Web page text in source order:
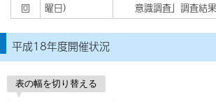
回
曜日）
意識調査」調査結
平成18年度開催状況
表の幅を切り替える